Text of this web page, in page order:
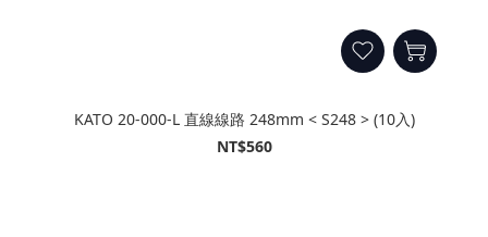
KATO 20-000-L 直線線路 248mm < S248 > (10入)
NT$560